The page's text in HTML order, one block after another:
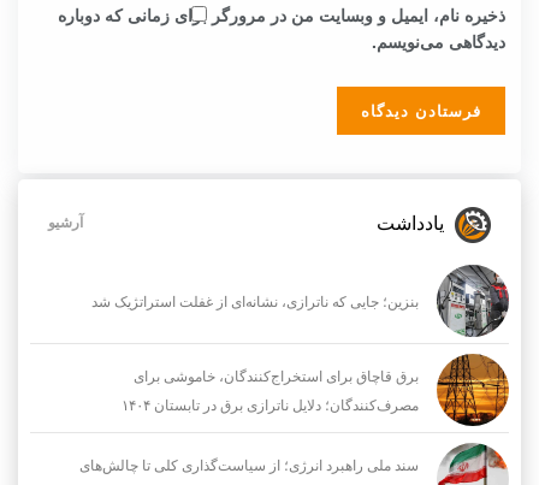
ذخیره نام، ایمیل و وبسایت من در مرورگر برای زمانی که دوباره
دیدگاهی می‌نویسم.
یادداشت آرشیو
بنزین؛ جایی که ناترازی، نشانه‌ای از غفلت استراتژیک شد
برق قاچاق برای استخراج‌کنندگان، خاموشی برای
مصرف‌کنندگان؛ دلایل ناترازی برق در تابستان ۱۴۰۴
سند ملی راهبرد انرژی؛ از سیاست‌گذاری کلی تا چالش‌های